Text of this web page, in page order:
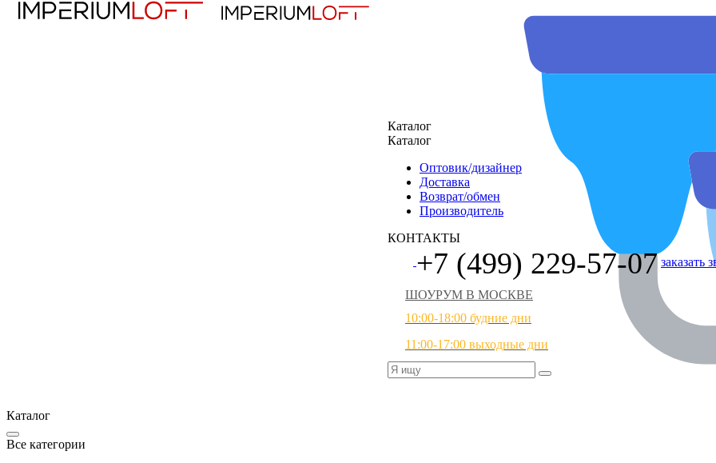
Каталог
Каталог
Оптовик/дизайнер
Доставка
Возврат/обмен
Производитель
КОНТАКТЫ
+7 (499) 229-57-07 заказать
ШОУРУМ В МОСКВЕ
10:00-18:00 будние дни
11:00-17:00 выходные дни
Каталог
Все категории